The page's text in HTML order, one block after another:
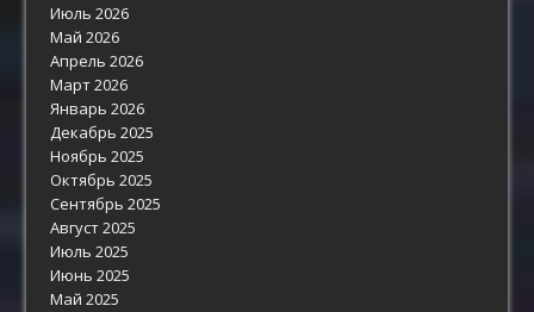
Июль 2026
Май 2026
Апрель 2026
Март 2026
Январь 2026
Декабрь 2025
Ноябрь 2025
Октябрь 2025
Сентябрь 2025
Август 2025
Июль 2025
Июнь 2025
Май 2025